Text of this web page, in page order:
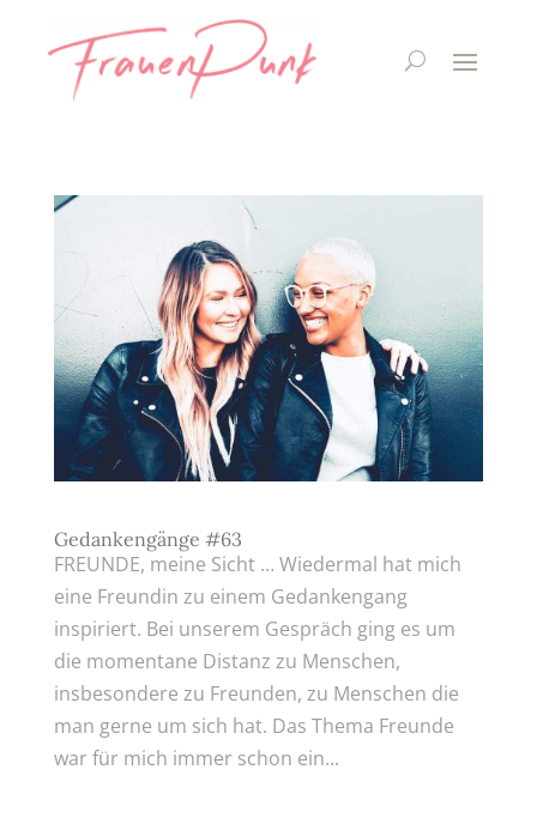
Gedankengänge #63
FREUNDE, meine Sicht … Wiedermal hat mich
eine Freundin zu einem Gedankengang
inspiriert. Bei unserem Gespräch ging es um
die momentane Distanz zu Menschen,
insbesondere zu Freunden, zu Menschen die
man gerne um sich hat. Das Thema Freunde
war für mich immer schon ein...